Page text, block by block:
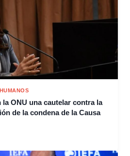
ONU una cautelar contra la
de la condena de la Causa